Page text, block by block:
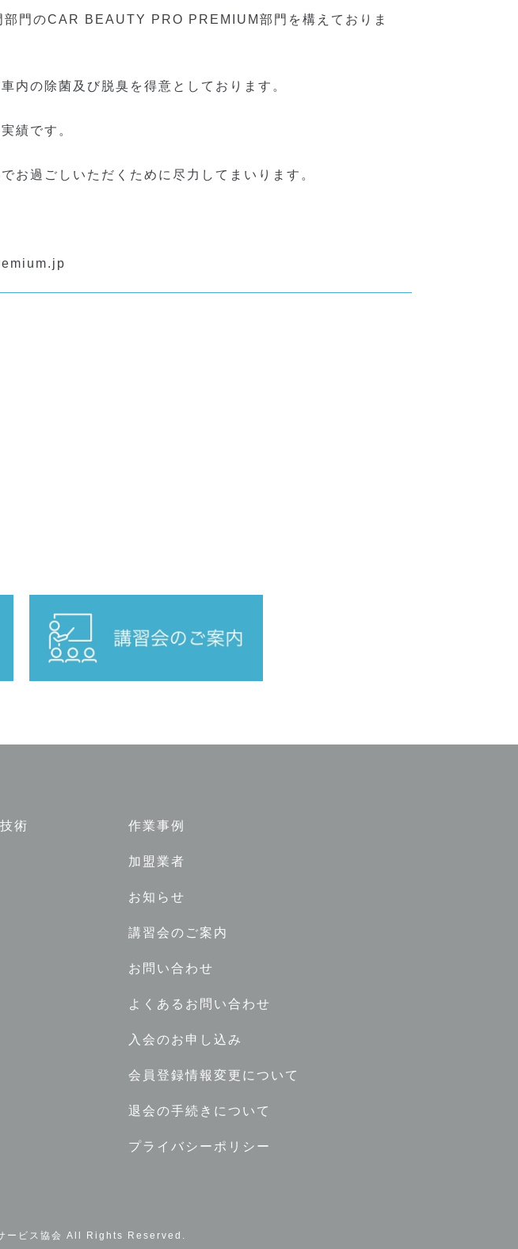
門のCAR BEAUTY PRO PREMIUM部門を構えておりま
内の除菌及び脱臭を得意としております。
績です。
お過ごしいただくために尽力してまいります。
術 作業事例
加盟業者
お知らせ
講習会のご案内
お問い合わせ
よくあるお問い合わせ
入会のお申し込み
会員登録情報変更について
退会の手続きについて
プライバシーポリシー
ービス協会 All Rights Reserved.